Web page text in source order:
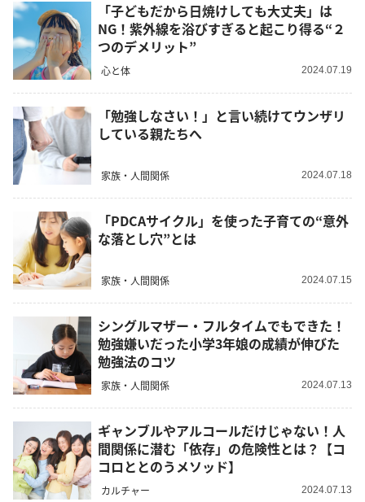
「子どもだから日焼けしても大丈夫」は
NG！紫外線を浴びすぎると起こり得る“２
つのデメリット”
心と体 2024.07.19
「勉強しなさい！」と言い続けてウンザリ
している親たちへ
家族・人間関係 2024.07.18
「PDCAサイクル」を使った子育ての“意外
な落とし穴”とは
家族・人間関係 2024.07.15
シングルマザー・フルタイムでもできた！
勉強嫌いだった小学3年娘の成績が伸びた
勉強法のコツ
家族・人間関係 2024.07.13
ギャンブルやアルコールだけじゃない！人
間関係に潜む「依存」の危険性とは？【コ
コロととのうメソッド】
カルチャー 2024.07.13